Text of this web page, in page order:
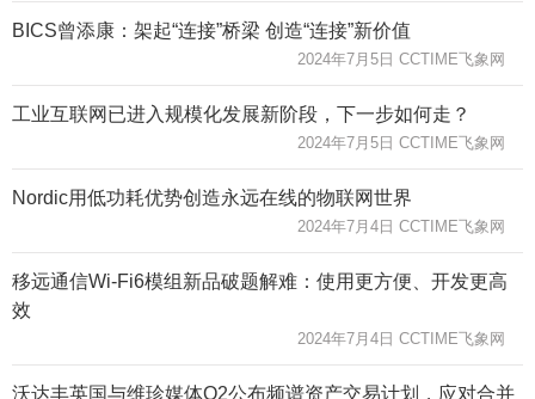
BICS曾添康：架起“连接”桥梁 创造“连接”新价值
2024年7月5日 CCTIME飞象网
工业互联网已进入规模化发展新阶段，下一步如何走？
2024年7月5日 CCTIME飞象网
Nordic用低功耗优势创造永远在线的物联网世界
2024年7月4日 CCTIME飞象网
移远通信Wi-Fi6模组新品破题解难：使用更方便、开发更高
效
2024年7月4日 CCTIME飞象网
沃达丰英国与维珍媒体O2公布频谱资产交易计划，应对合并